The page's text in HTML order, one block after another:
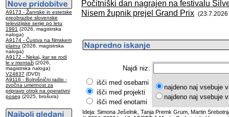
A9173 - Žanrske in estetske
preobrazbe slovenske
televizijske serije po letu
1991 (2026, magistrska
naloga)
A9174 - Čustva na filmskem
platnu (2026, magistrska
naloga)
A9172 - Nekaj, kar se rodi
le v montaži (2026,
magistrska naloga)
V24837 (DVD)
A9116 - Bolnišnični radio -
zvočna umetnost za
pripravo otrok na operativni
poseg (2025, brošura)
Počitniški dan nagrajen na festivalu
Nisem župnik prejel Grand Prix
Najdi niz:
išči med osebami
išči med projekti
išči med enotami
najdeno naj vsebuje
najdeno naj vsebuje
Ideja: Simona Ješelnik, Tanja Premk Grum, Martin